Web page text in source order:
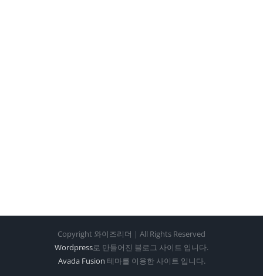
Copyright 와이즈리더 | All Rights Reserved
Wordpress로 만들어진 블로그 사이트 입니다.
Avada Fusion 테마를 이용한 사이트 입니다.